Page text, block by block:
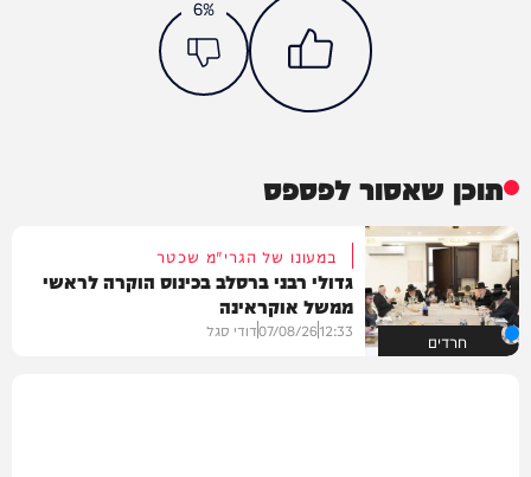
6%
תוכן שאסור לפספס
חרדים
במעונו של הגרי"מ שכטר
גדולי רבני ברסלב בכינוס הוקרה לראשי
ממשל אוקראינה
12:33
07/08/26דודי סגל